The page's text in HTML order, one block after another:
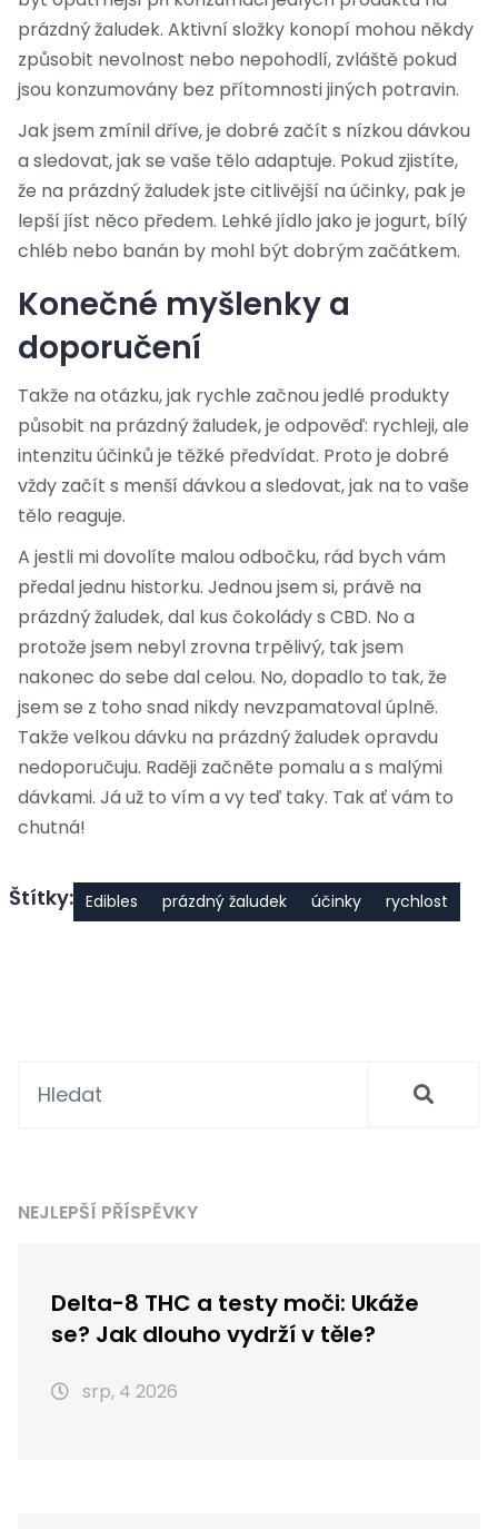
prázdný žaludek. Aktivní složky konopí mohou někdy
způsobit nevolnost nebo nepohodlí, zvláště pokud
jsou konzumovány bez přítomnosti jiných potravin.
Jak jsem zmínil dříve, je dobré začít s nízkou dávkou
a sledovat, jak se vaše tělo adaptuje. Pokud zjistíte,
že na prázdný žaludek jste citlivější na účinky, pak je
lepší jíst něco předem. Lehké jídlo jako je jogurt, bílý
chléb nebo banán by mohl být dobrým začátkem.
Konečné myšlenky a
doporučení
Takže na otázku, jak rychle začnou jedlé produkty
působit na prázdný žaludek, je odpověď: rychleji, ale
intenzitu účinků je těžké předvídat. Proto je dobré
vždy začít s menší dávkou a sledovat, jak na to vaše
tělo reaguje.
A jestli mi dovolíte malou odbočku, rád bych vám
předal jednu historku. Jednou jsem si, právě na
prázdný žaludek, dal kus čokolády s CBD. No a
protože jsem nebyl zrovna trpělivý, tak jsem
nakonec do sebe dal celou. No, dopadlo to tak, že
jsem se z toho snad nikdy nevzpamatoval úplně.
Takže velkou dávku na prázdný žaludek opravdu
nedoporučuju. Raději začněte pomalu a s malými
dávkami. Já už to vím a vy teď taky. Tak ať vám to
chutná!
Štítky: Edibles prázdný žaludek účinky rychlost
NEJLEPŠÍ PŘÍSPĚVKY
Delta-8 THC a testy moči: Ukáže
se? Jak dlouho vydrží v těle?
srp, 4 2026